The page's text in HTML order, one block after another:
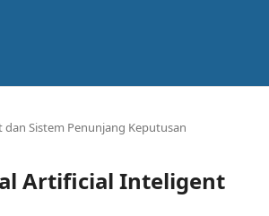
dan Sistem Penunjang Keputusan
Artificial Inteligent